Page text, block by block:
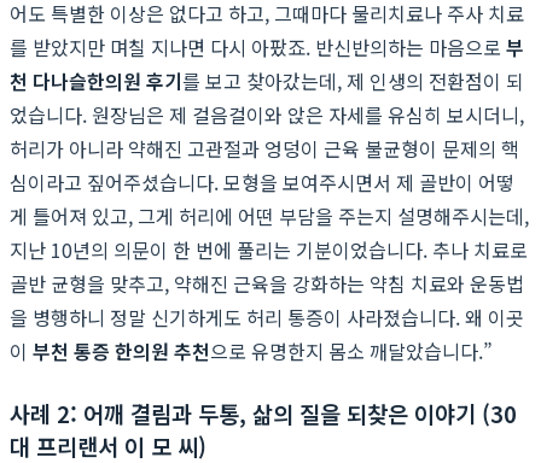
어도 특별한 이상은 없다고 하고, 그때마다 물리치료나 주사 치료
를 받았지만 며칠 지나면 다시 아팠죠. 반신반의하는 마음으로 부
천 다나슬한의원 후기를 보고 찾아갔는데, 제 인생의 전환점이 되
었습니다. 원장님은 제 걸음걸이와 앉은 자세를 유심히 보시더니,
허리가 아니라 약해진 고관절과 엉덩이 근육 불균형이 문제의 핵
심이라고 짚어주셨습니다. 모형을 보여주시면서 제 골반이 어떻
게 틀어져 있고, 그게 허리에 어떤 부담을 주는지 설명해주시는데,
지난 10년의 의문이 한 번에 풀리는 기분이었습니다. 추나 치료로
골반 균형을 맞추고, 약해진 근육을 강화하는 약침 치료와 운동법
을 병행하니 정말 신기하게도 허리 통증이 사라졌습니다. 왜 이곳
이 부천 통증 한의원 추천으로 유명한지 몸소 깨달았습니다.”
사례 2: 어깨 결림과 두통, 삶의 질을 되찾은 이야기 (30
대 프리랜서 이 모 씨)